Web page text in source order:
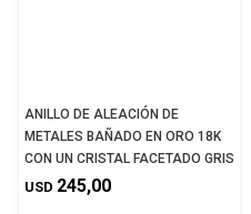
ANILLO DE ALEACIÓN DE
METALES BAÑADO EN ORO 18K
CON UN CRISTAL FACETADO GRIS
USD 245,00